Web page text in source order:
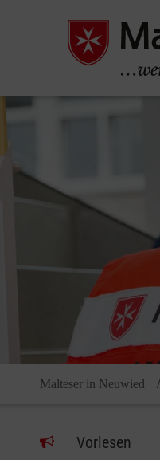
Pause
Malteser in Neuwied
Vorlesen